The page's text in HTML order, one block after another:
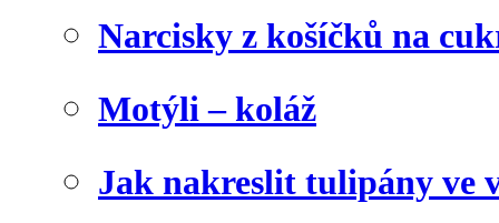
Narcisky z košíčků na
Motýli – koláž
Jak nakreslit tulipány ve